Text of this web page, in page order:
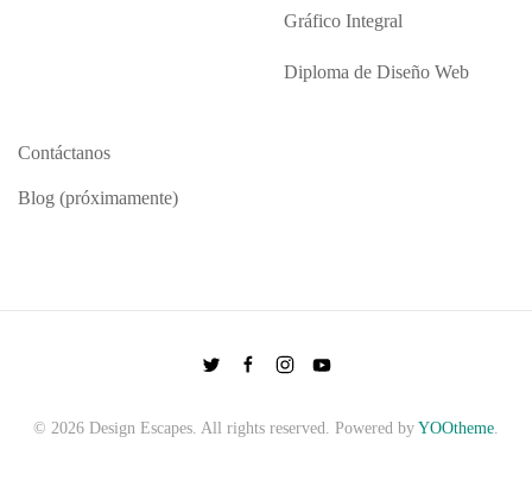
Gráfico Integral
Diploma de Diseño Web
Contáctanos
Blog (próximamente)
© 2026 Design Escapes. All rights reserved. Powered by YOOtheme.